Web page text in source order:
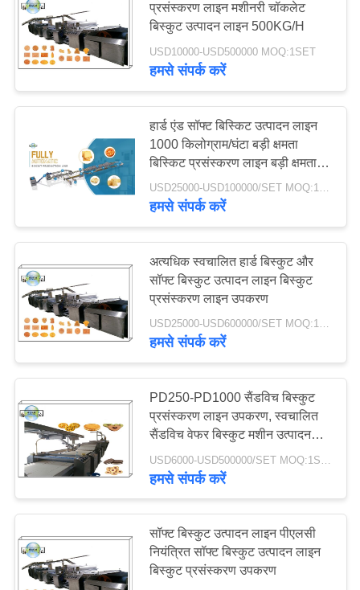
प्रसंस्करण लाइन मशीनरी चॉकलेट
बिस्कुट उत्पादन लाइन 500KG/H
USD10000-USD500000 MOQ:1SET
हमसे संपर्क करें
हार्ड एंड सॉफ्ट बिस्किट उत्पादन लाइन
1000 किलोग्राम/घंटा बड़ी क्षमता
बिस्किट प्रसंस्करण लाइन बड़ी क्षमता
बिस्किट संयंत्र
USD25000-USD100000/SET MOQ:1SET
हमसे संपर्क करें
अत्यधिक स्वचालित हार्ड बिस्कुट और
सॉफ्ट बिस्कुट उत्पादन लाइन बिस्कुट
प्रसंस्करण लाइन उपकरण
USD25000-USD600000/SET MOQ:1SET
हमसे संपर्क करें
PD250-PD1000 सैंडविच बिस्कुट
प्रसंस्करण लाइन उपकरण, स्वचालित
सैंडविच वेफर बिस्कुट मशीन उत्पादन
लाइन
हमसे संपर्क करें
सॉफ्ट बिस्कुट उत्पादन लाइन पीएलसी
नियंत्रित सॉफ्ट बिस्कुट उत्पादन लाइन
बिस्कुट प्रसंस्करण उपकरण